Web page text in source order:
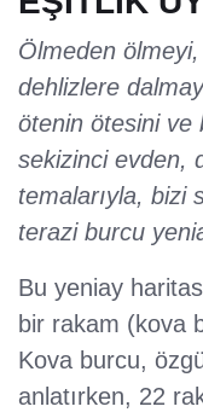
Ölmeden
dehlizlere
ötenin ötesini ve
sekizinci evden,
temalarıyla, bizi
terazi burcu
Bu yeniay
bir rakam (kova
Kova burcu,
anlatırken, 22